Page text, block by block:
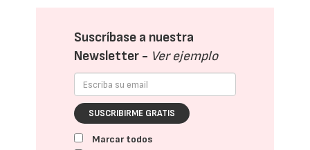
Suscríbase a nuestra
Newsletter - Ver ejemplo
SUSCRIBIRME GRATIS
Marcar todos